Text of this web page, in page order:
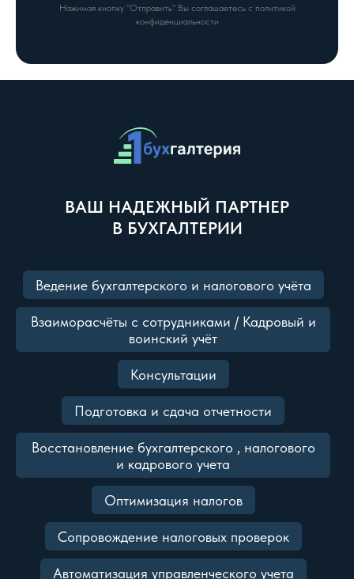
Нажимая кнопку "Отправить" Вы соглашаетесь с политикой
конфиденциальности
ВАШ НАДЕЖНЫЙ ПАРТНЕР
В БУХГАЛТЕРИИ
Ведение бухгалтерского и налогового учёта
Взаиморасчёты с сотрудниками / Кадровый и
воинский учёт
Консультации
Подготовка и сдача отчетности
Восстановление бухгалтерского , налогового
и кадрового учета
Оптимизация налогов
Сопровождение налоговых проверок
Автоматизация управленческого учета